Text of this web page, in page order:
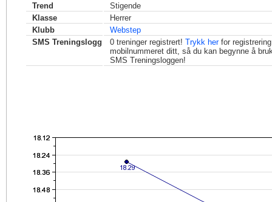
Trend
Stigende
Klasse
Herrer
Klubb
Webstep
SMS Treningslogg
0 treninger registrert! Trykk herfor
mobilnummeret ditt, så du kan begynne å
SMS Treningsloggen!